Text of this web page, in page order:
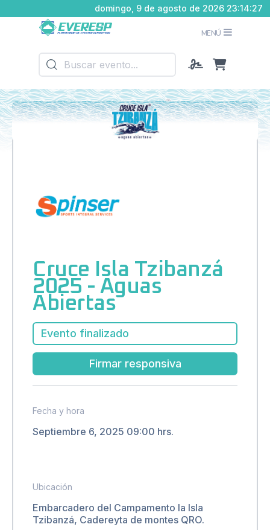
domingo, 9 de agosto de 2026 23:14:28
MENÚ
Cruce Isla Tzibanzá
2025 - Aguas
Abiertas
Evento finalizado
Firmar responsiva
Fecha y hora
Septiembre 6, 2025 09:00 hrs.
Ubicación
Embarcadero del Campamento la Isla
Tzibanzá, Cadereyta de montes QRO.